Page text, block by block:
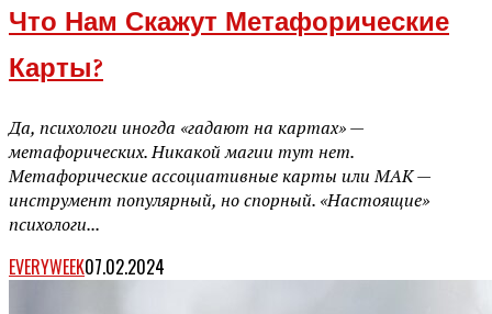
Что Нам Скажут Метафорические
Карты?
Да, психологи иногда «гадают на картах» —
метафорических. Никакой магии тут нет.
Метафорические ассоциативные карты или МАК —
инструмент популярный, но спорный. «Настоящие»
психологи...
EVERYWEEK07.02.2024